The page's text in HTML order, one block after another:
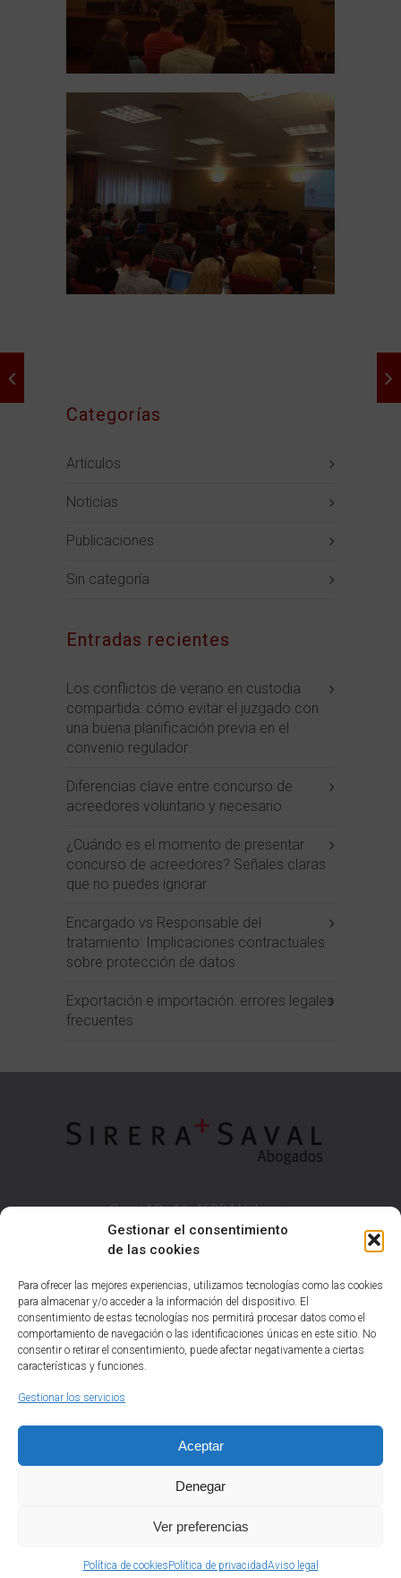
Gestionar el consentimiento
de las cookies
Para ofrecer las mejores experiencias, utilizamos tecnologías como las cookies
para almacenar y/o acceder a la información del dispositivo. El
consentimiento de estas tecnologías nos permitirá procesar datos como el
comportamiento de navegación o las identificaciones únicas en este sitio. No
consentir o retirar el consentimiento, puede afectar negativamente a ciertas
características y funciones.
Gestionar los servicios
Aceptar
Denegar
Ver preferencias
Política de cookiesPolítica de privacidadAviso legal
Categorías
Artículos
Noticias
Publicaciones
Sin categoría
Entradas recientes
Los conflictos de verano en custodia
compartida: cómo evitar el juzgado con
una buena planificación previa en el
convenio regulador
Diferencias clave entre concurso de
acreedores voluntario y necesario
¿Cuándo es el momento de presentar
concurso de acreedores? Señales claras
que no puedes ignorar
Encargado vs Responsable del
tratamiento: Implicaciones contractuales
sobre protección de datos
Exportación e importación: errores legales
frecuentes
Sorní 18 - 1º, 46004 Valencia
NIF B97613624
F: 963 84 53 09
admon@ssaval.com
Política de cookies (UE)